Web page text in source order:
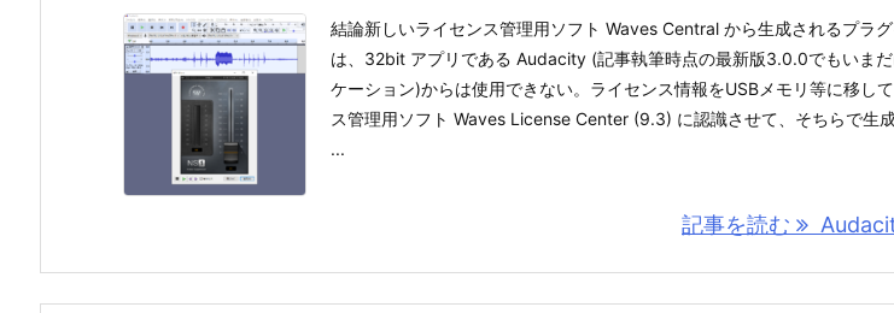
結論新しいライセンス管理用ソフト Waves Central から生成されるプラ
は、32bit アプリである Audacity (記事執筆時点の最新版3.0.0でもいま
ケーション)からは使用できない。ライセンス情報をUSBメモリ等に移し
ス管理用ソフト Waves License Center (9.3) に認識させて、そちらで生
...
記事を読む